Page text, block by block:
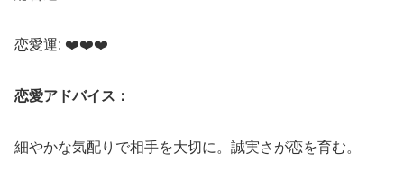
恋愛運: ❤️❤️❤️
恋愛アドバイス：
細やかな気配りで相手を大切に。誠実さが恋を育む。